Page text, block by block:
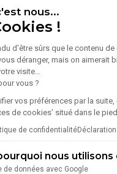
nous...
!
d'être sûrs que le contenu
déranger, mais on aimerait
visite...
vous ?
vos préférences par la suite,
de cookies' situé dans le
de confidentialité
nous utilisons
de données avec Google
bien